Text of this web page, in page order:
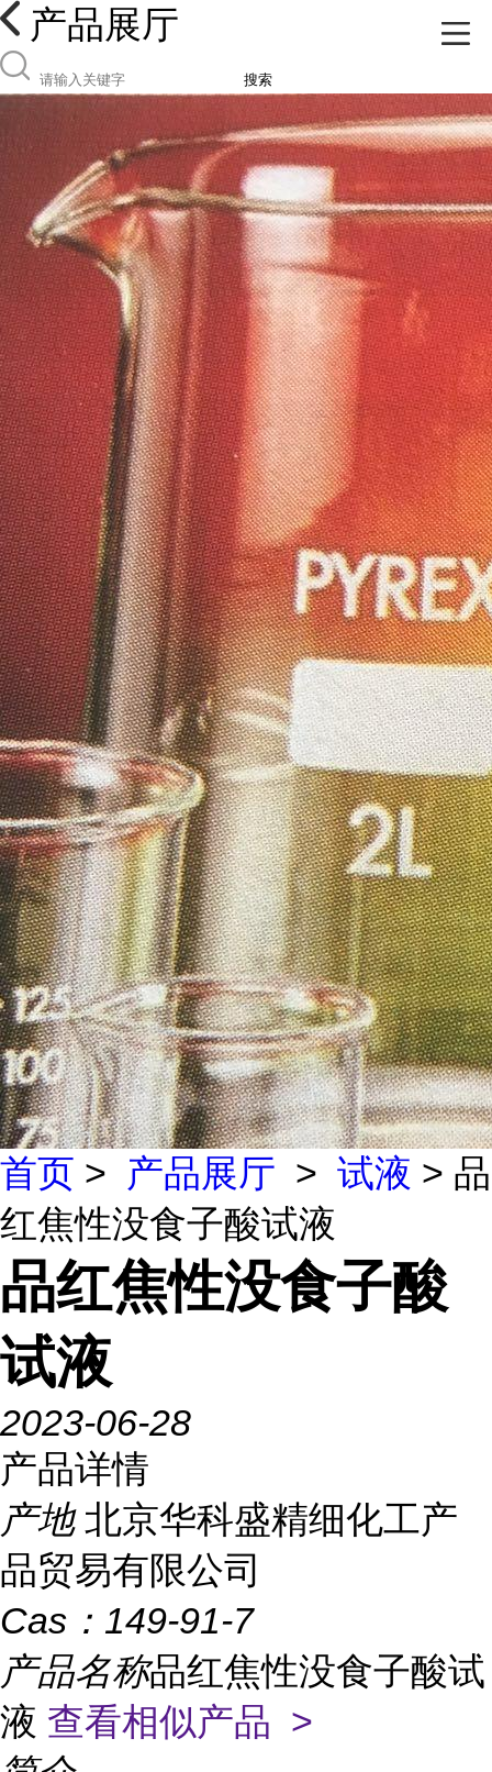
产品展厅
搜索
首页 > 产品展厅 > 试液 > 品
红焦性没食子酸试液
品红焦性没食子酸
试液
2023-06-28
产品详情
产地 北京华科盛精细化工产
品贸易有限公司
Cas： 149-91-7
产品名称品红焦性没食子酸试
液 查看相似产品 >